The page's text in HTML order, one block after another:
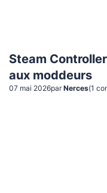
Steam
aux moddeurs
07 mai 2026par Nerces(1